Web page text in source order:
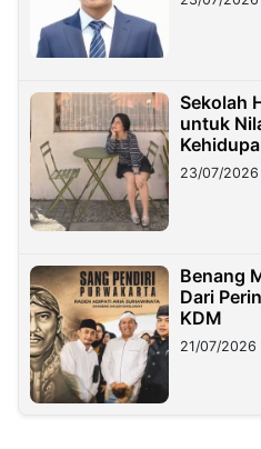
Sekolah
untuk
23/07/
Benang
Dari
KDM
21/07/